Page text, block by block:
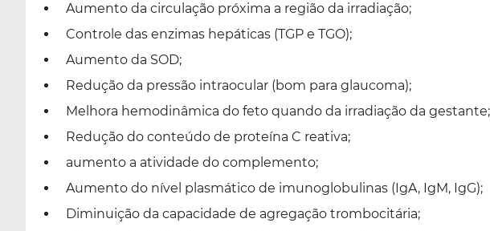
Aumento da circulação próxima a região da irradiação;
Controle das enzimas hepáticas (TGP e TGO);
Aumento da SOD;
Redução da pressão intraocular (bom para glaucoma);
Melhora hemodinâmica do feto quando da irradiação da gestante;
Redução do conteúdo de proteína C reativa;
aumento a atividade do complemento;
Aumento do nível plasmático de imunoglobulinas (IgA, IgM, IgG);
Diminuição da capacidade de agregação trombocitária;